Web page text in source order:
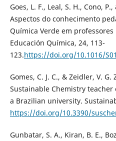
Goes, L. F., Leal, S. H., Cono,
Aspectos do conhecimento
Química Verde em
Educación Química, 24, 113-
123.https://doi.org/10.1016/
Gomes, C. J. C., & Zeidler, V.
Sustainable Chemistry
a Brazilian university.
https://doi.org/10.3390/
Gunbatar, S. A., Kiran, B. E.,